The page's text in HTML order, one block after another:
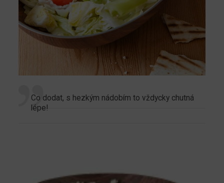
Co dodat, s hezkým nádobím to vždycky chutná
lépe!